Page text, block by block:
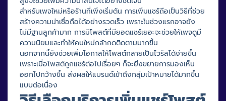
สำหรับเพจใหม่หรือร้านที่เพิ่งเริ่มต้น การเพิ่มแชร์ถือเป็นวิธีที่ช่วย
สร้างความน่าเชื่อถือได้อย่างรวดเร็ว เพราะในช่วงแรกอาจยัง
ไม่มีฐานลูกค้ามาก การมีโพสต์ที่มียอดแชร์เยอะจะช่วยให้เพจดูมี
ความนิยมและทำให้คนใหม่กล้ากดติดตามมากขึ้น
นอกจากนี้ยังช่วยเพิ่มโอกาสให้โพสต์กลายเป็นไวรัลได้ง่ายขึ้น
เพราะเมื่อโพสต์ถูกแชร์ต่อไปเรื่อยๆ ก็จะยิ่งขยายการมองเห็น
ออกไปกว้างขึ้น ส่งผลให้แบรนด์เข้าถึงกลุ่มเป้าหมายได้มากขึ้น
แบบต่อเนื่อง